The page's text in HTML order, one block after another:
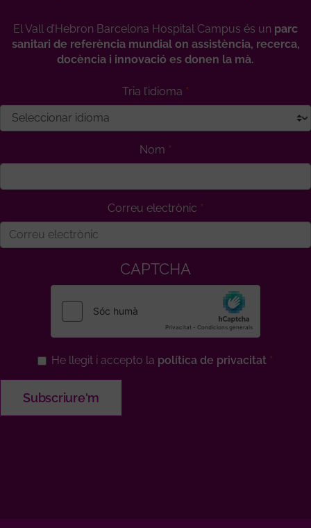
El Vall d’Hebron Barcelona Hospital Campus és un parc
sanitari de referència mundial on assistència, recerca,
docència i innovació es donen la mà.
Tria l’idioma
Nom
Correu electrònic
CAPTCHA
He llegit i accepto la política de privacitat